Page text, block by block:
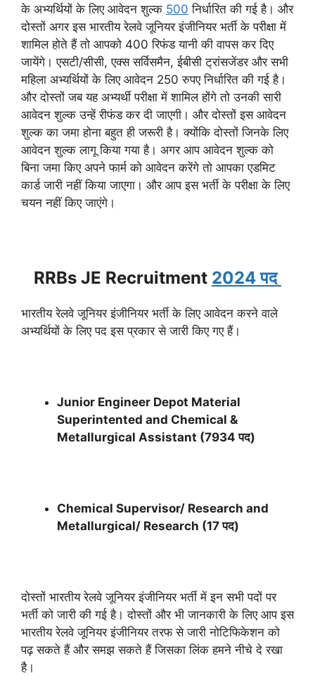
के अभ्यर्थियों के लिए आवेदन शुल्क 500 निर्धारित की गई है। और
दोस्तों अगर इस भारतीय रेलवे जूनियर इंजीनियर भर्ती के परीक्षा में
शामिल होते हैं तो आपको 400 रिफंड यानी की वापस कर दिए
जायेंगे। एसटी/सीसी, एक्स सर्विसमैन, ईबीसी ट्रांसजेंडर और सभी
महिला अभ्यर्थियों के लिए आवेदन 250 रुपए निर्धारित की गई है।
और दोस्तों जब यह अभ्यर्थी परीक्षा में शामिल होंगे तो उनकी सारी
आवेदन शुल्क उन्हें रीफंड कर दी जाएगी। और दोस्तों इस आवेदन
शुल्क का जमा होना बहुत ही जरूरी है। क्योंकि दोस्तों जिनके लिए
आवेदन शुल्क लागू किया गया है। अगर आप आवेदन शुल्क को
बिना जमा किए अपने फार्म को आवेदन करेंगे तो आपका एडमिट
कार्ड जारी नहीं किया जाएगा। और आप इस भर्ती के परीक्षा के लिए
चयन नहीं किए जाएंगे।
RRBs JE Recruitment 2024 पद
भारतीय रेलवे जूनियर इंजीनियर भर्ती के लिए आवेदन करने वाले
अभ्यर्थियों के लिए पद इस प्रकार से जारी किए गए हैं।
Junior Engineer Depot Material
Superintented and Chemical &
Metallurgical Assistant (7934 पद)
Chemical Supervisor/ Research and
Metallurgical/ Research (17 पद)
दोस्तों भारतीय रेलवे जूनियर इंजीनियर भर्ती में इन सभी पदों पर
भर्ती को जारी की गई है। दोस्तों और भी जानकारी के लिए आप इस
भारतीय रेलवे जूनियर इंजीनियर तरफ से जारी नोटिफिकेशन को
पढ़ सकते हैं और समझ सकते हैं जिसका लिंक हमने नीचे दे रखा
है।